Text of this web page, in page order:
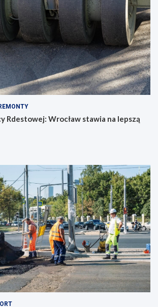
Rdestowej: Wrocław stawia na lepszą